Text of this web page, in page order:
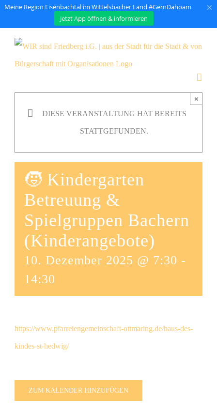
Meine Region Eisenbachtal im Wittelsbacher Land #GernDahoam
Jetzt App öffnen & informieren
×
DIESE VERANSTALTUNG HAT BEREITS
STATTGEFUNDEN.
×
🧒 Kindergarten
Betreuung &
Spielgruppen Bachern
(Kinderangebote)
10. Dezember 2025 @ 7:30 -
14:30
https://www.pfarreiengemeinschaft-ottmaring.de/haus-des-
kindes-st-hedwig/
ZUM KALENDER HINZUFÜGEN